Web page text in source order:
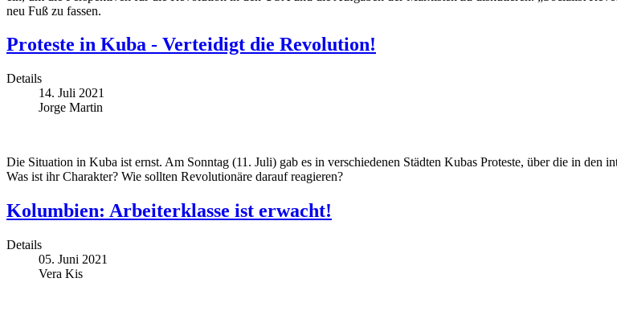
neu Fuß zu fassen.
Proteste in Kuba - Verteidigt die Revolution!
Details
14. Juli 2021
Jorge Martin
Die Situation in Kuba ist ernst. Am Sonntag (11. Juli) gab es in verschiedenen Städten Kubas Proteste, über die in den
Was ist ihr Charakter? Wie sollten Revolutionäre darauf reagieren?
Kolumbien: Arbeiterklasse ist erwacht!
Details
05. Juni 2021
Vera Kis